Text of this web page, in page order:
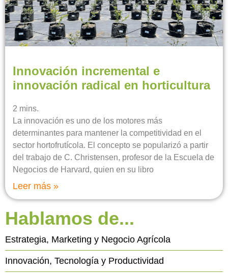
Innovación incremental e
innovación radical en horticultura
2 mins.
La innovación es uno de los motores más
determinantes para mantener la competitividad en el
sector hortofrutícola. El concepto se popularizó a partir
del trabajo de C. Christensen, profesor de la Escuela de
Negocios de Harvard, quien en su libro
Leer más »
Hablamos de...
Estrategia, Marketing y Negocio Agrícola
Innovación, Tecnología y Productividad